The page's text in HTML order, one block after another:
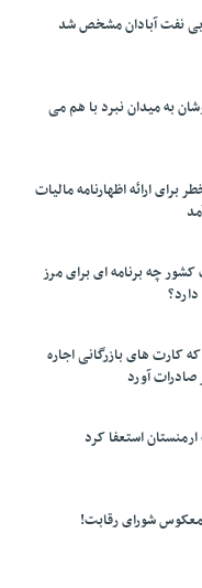
نفت آبادان مشخص شد
به میدان نبرد با هم می
برای ارائه اظهارنامه مالیات
کشور چه برنامه ای برای مرز
کارت های بازرگانی اجاره
آورد
استعفا کرد
شورای رقابت!